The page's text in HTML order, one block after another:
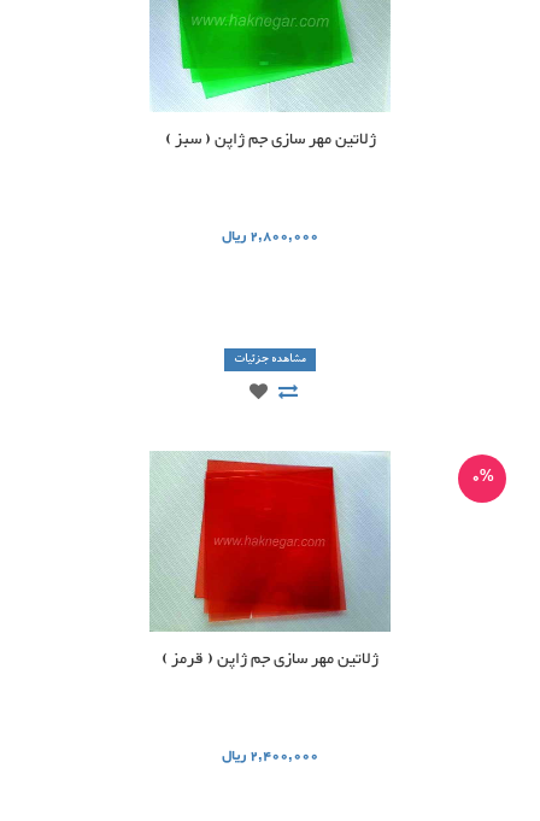
ژلاتین مهر سازی جم ژاپن ( سبز )
2,800,000 ریال
مشاهده جزئیات
ژلاتین مهر سازی جم ژاپن ( قرمز )
2,400,000 ریال
0%